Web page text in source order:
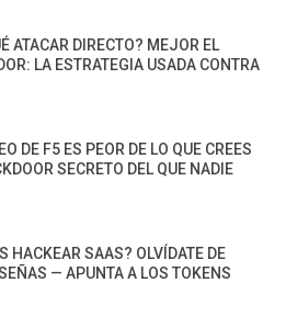
ATACAR DIRECTO? MEJOR EL
LA ESTRATEGIA USADA CONTRA
DE F5 ES PEOR DE LO QUE CREES
SECRETO DEL QUE NADIE
HACKEAR SAAS? OLVÍDATE DE
— APUNTA A LOS TOKENS